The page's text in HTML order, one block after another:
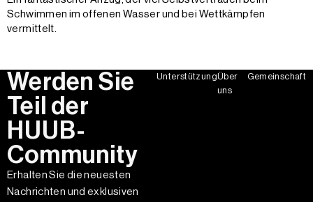
Schwimmen im offenen Wasser und bei Wettkämpfen
vermittelt.
Werden Sie
Teil der
HUUB-
Community
Erhalten Sie die neuesten
Nachrichten und exklusiven
UnterstützungÜber
uns
Gemeinschaft